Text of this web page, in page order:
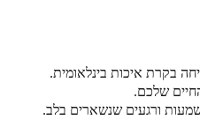
שלכם.
ורגעים שנשארים בלב.